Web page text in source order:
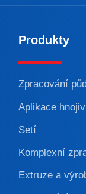
Produkty
Zpracování
Aplikace hnojiv
Setí
Komplexní
Extruze a